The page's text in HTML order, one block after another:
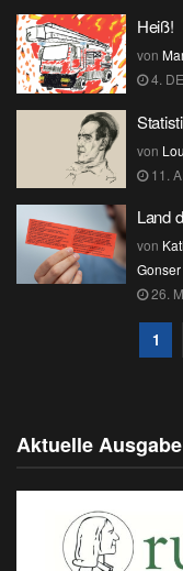
Heiß!
von
4.
von
11.
Land
von
Gonser
26.
1
Aktuelle Ausgabe